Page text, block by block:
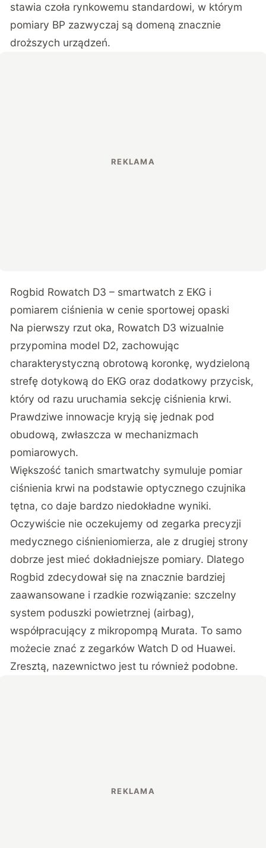
stawia czoła rynkowemu standardowi, w którym
pomiary BP zazwyczaj są domeną znacznie
droższych urządzeń.
Rogbid Rowatch D3 – smartwatch z EKG i
pomiarem ciśnienia w cenie sportowej opaski
Na pierwszy rzut oka, Rowatch D3 wizualnie
przypomina model D2, zachowując
charakterystyczną obrotową koronkę, wydzieloną
strefę dotykową do EKG oraz dodatkowy przycisk,
który od razu uruchamia sekcję ciśnienia krwi.
Prawdziwe innowacje kryją się jednak pod
obudową, zwłaszcza w mechanizmach
pomiarowych.
Większość tanich smartwatchy symuluje pomiar
ciśnienia krwi na podstawie optycznego czujnika
tętna, co daje bardzo niedokładne wyniki.
Oczywiście nie oczekujemy od zegarka precyzji
medycznego ciśnieniomierza, ale z drugiej strony
dobrze jest mieć dokładniejsze pomiary. Dlatego
Rogbid zdecydował się na znacznie bardziej
zaawansowane i rzadkie rozwiązanie: szczelny
system poduszki powietrznej (airbag),
współpracujący z mikropompą Murata. To samo
możecie znać z zegarków Watch D od Huawei.
Zresztą, nazewnictwo jest tu również podobne.